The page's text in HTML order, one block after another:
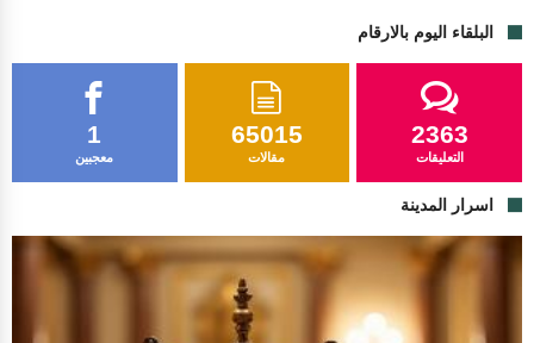
البلقاء اليوم بالارقام
1
معجبين
65015
مقالات
2363
التعليقات
اسرار المدينة